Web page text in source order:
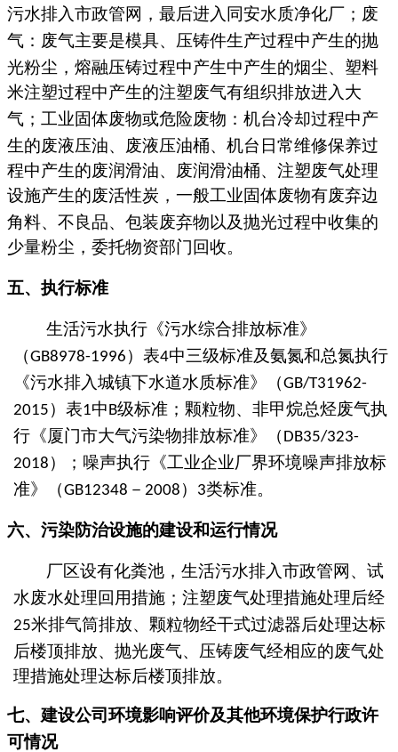
污水排入市政管网，最后进入 同安水质净化厂 ；废
气： 废气主要是模具、压铸件生产过程中产生的抛
光粉尘，熔融压铸过程中产生中产生的烟尘、塑料
米注塑过程中产生的注塑废气有组织排放进入大
气；工业固体废物或危险废物： 机台冷却过程中产
生的废液压油、废液压油桶、 机台日常维修保养过
程中产生的废润滑油、废润滑油桶、注塑废气处理
设施产生的废活性炭 ，一般工业固体废物有废弃边
角料、不良品、 包装废弃物以及抛光过程中收集的
少量粉尘 ，委托物资部门回收。
五、 执行标准
生活污水执行《污水综合排放标准》
（GB8978-1996 ）表4中三级标准及氨氮和总氮执行
《污水排入城镇下水道水质标准》（GB/T31962-
2015 ）表1中B级标准； 颗粒物、非甲烷总烃废气执
行《厦门市大气污染物排放标准》（ DB35/323-
2018 ）；噪声执行《工业企业厂界环境噪声排放标
准》（GB12348 － 2008 ） 3类标准。
六、 污染防治设施的建设和运行情况
厂区设有化粪池，生活污水排入市政管网 、 试
水废水处理回用措施 ； 注塑废气处理措施处理后经
25米排气筒排放、 颗粒物经干式过滤器后处理达标
后楼顶排放、抛光废气、压铸废气经相应的废气处
理措施处理达标后楼顶排放。
七、 建设公司环境影响评价及其他环境保护行政许
可情况